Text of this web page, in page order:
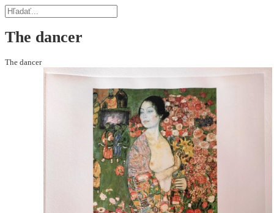
The dancer
The dancer